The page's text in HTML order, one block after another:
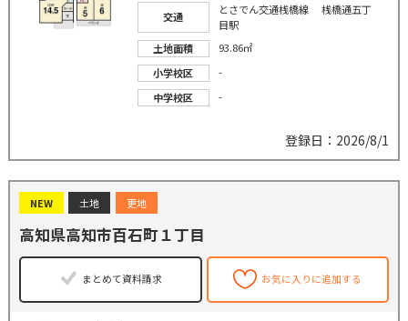
交通
とさでん交通桟橋線 桟橋通五丁
目駅
土地面積
93.86㎡
小学校区
-
中学校区
-
登録日：2026/8/1
NEW 土地 更地
高知県高知市百石町１丁目
まとめて資料請求 お気に入りに追加する